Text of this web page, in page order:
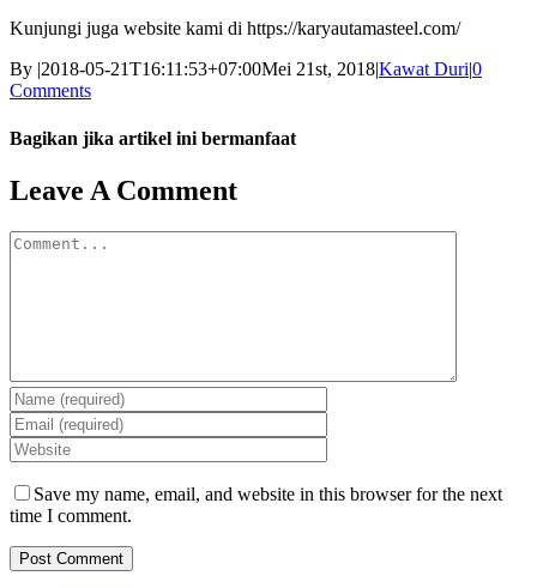
Kunjungi juga website kami di https://karyautamasteel.com/
By |2018-05-21T16:11:53+07:00Mei 21st, 2018|Kawat Duri|0
Comments
Bagikan jika artikel ini bermanfaat
Facebook
Twitter
Reddit
LinkedIn
WhatsApp
Tumblr
Pinterest
Vk
Email
Leave A Comment
Comment
Save my name, email, and website in this browser for the next
time I comment.